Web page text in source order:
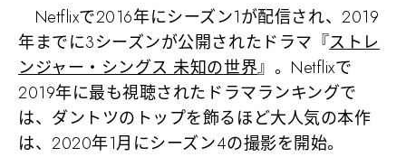
Netflixで2016年にシーズン1が配信され、2019
年までに3シーズンが公開されたドラマ『ストレ
ンジャー・シングス 未知の世界』。Netflixで
2019年に最も視聴されたドラマランキングで
は、ダントツのトップを飾るほど大人気の本作
は、2020年1月にシーズン4の撮影を開始。